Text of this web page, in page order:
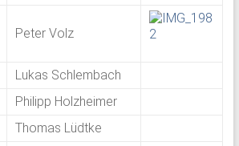
Peter Volz
Lukas Schlembach
Philipp Holzheimer
Thomas Lüdtke